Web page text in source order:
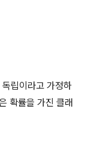
립이라고 가정하
확률을 가진 클래